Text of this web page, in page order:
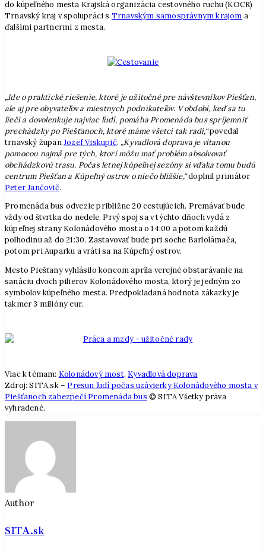
do kúpeľného mesta Krajská organizácia cestovného ruchu (KOCR)
Trnavský kraj v spolupráci s Trnavským samosprávnym krajom a
ďalšími partnermi z mesta.
„Ide o praktické riešenie, ktoré je užitočné pre návštevníkov Piešťan,
ale aj pre obyvateľov a miestnych podnikateľov. V období, keď sa tu
lieči a dovolenkuje najviac ľudí, pomáha Promenáda bus spríjemniť
prechádzky po Piešťanoch, ktoré máme všetci tak radi,“povedal
trnavský županJozef Viskupič. „Kyvadlová doprava je vítanou
pomocou najmä pre tých, ktorí môžu mať problém absolvovať
obchádzkovú trasu. Počas letnej kúpeľnej sezóny si vďaka tomu budú
centrum Piešťan a Kúpeľný ostrov o niečo bližšie,“doplnil primátor
Peter Jančovič.
Promenáda bus odvezie približne 20 cestujúcich. Premávať bude
vždy od štvrtka do nedele. Prvý spoj sa v týchto dňoch vydá z
kúpeľnej strany Kolonádového mosta o 14:00 a potom každú
polhodinu až do 21:30. Zastavovať bude pri soche Barlolámača,
potom pri Auparku a vráti sa na Kúpeľný ostrov.
Mesto Piešťany vyhlásilo koncom apríla verejné obstarávanie na
sanáciu dvoch pilierov Kolonádového mosta, ktorý je jedným zo
symbolov kúpeľného mesta. Predpokladaná hodnota zákazky je
takmer 3 milióny eur.
Viac k témam: Kolonádový most, Kyvadlová doprava
Zdroj: SITA.sk – Presun ľudí počas uzávierky Kolonádového mosta v
Piešťanoch zabezpečí Promenáda bus © SITA Všetky práva
vyhradené.
Author
SITA.sk